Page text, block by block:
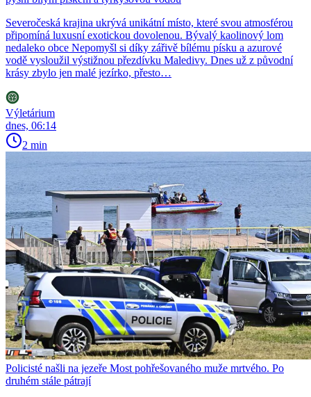
Severočeská krajina ukrývá unikátní místo, které svou atmosférou
připomíná luxusní exotickou dovolenou. Bývalý kaolinový lom
nedaleko obce Nepomyšl si díky zářivě bílému písku a azurové
vodě vysloužil výstižnou přezdívku Maledivy. Dnes už z původní
krásy zbylo jen malé jezírko, přesto…
Výletárium
dnes, 06:14
2 min
Policisté našli na jezeře Most pohřešovaného muže mrtvého. Po
druhém stále pátrají